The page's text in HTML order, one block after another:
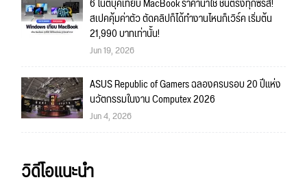
สเปคคุ้มค่าตัว ตัดคลิปก็ได้ทำงานไหนก็เวิร์ค เริ่มต้น
21,990 บาทเท่านั้น!
Jun 19, 2026
ASUS Republic of Gamers ฉลองครบรอบ 20 ปีแห่ง
นวัตกรรมในงาน Computex 2026
Jun 4, 2026
วิดีโอแนะนำ